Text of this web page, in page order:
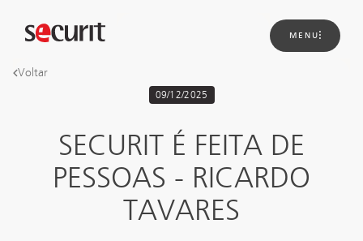
Soluções
Novidades
Projetos
Contato
MENU
Voltar
09/12/2025
SECURIT É FEITA DE
PESSOAS - RICARDO
TAVARES